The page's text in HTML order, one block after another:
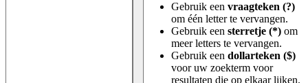
Gebruik een vraagteken (?)
om één letter te vervangen.
Gebruik een sterretje (*) om
meer letters te vervangen.
Gebruik een dollarteken ($)
voor uw zoekterm voor
resultaten die op elkaar lijken.